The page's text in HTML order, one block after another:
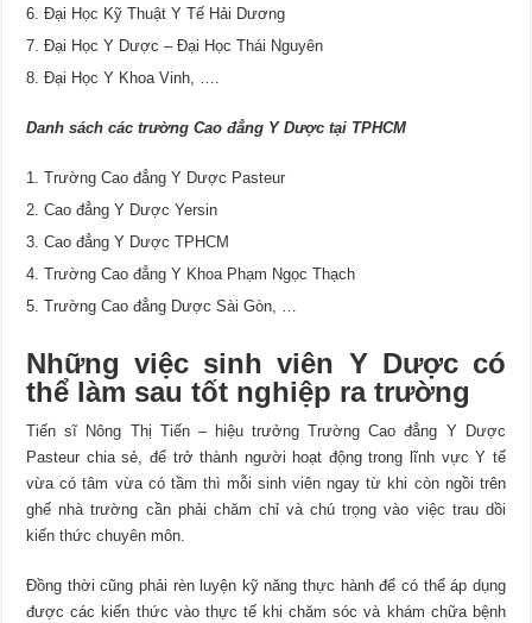
Đại Học Kỹ Thuật Y Tế Hải Dương
Đại Học Y Dược – Đại Học Thái Nguyên
Đại Học Y Khoa Vinh, ….
Danh sách các trường Cao đẳng Y Dược tại TPHCM
Trường Cao đẳng Y Dược Pasteur
Cao đẳng Y Dược Yersin
Cao đẳng Y Dược TPHCM
Trường Cao đẳng Y Khoa Phạm Ngọc Thạch
Trường Cao đẳng Dược Sài Gòn, …
Những việc sinh viên Y Dược có
thể làm sau tốt nghiệp ra trường
Tiến sĩ Nông Thị Tiến – hiệu trưởng Trường Cao đẳng Y Dược
Pasteur chia sẻ, để trở thành người hoạt động trong lĩnh vực Y tế
vừa có tâm vừa có tầm thì mỗi sinh viên ngay từ khi còn ngồi trên
ghế nhà trường cần phải chăm chỉ và chú trọng vào việc trau dồi
kiến thức chuyên môn.
Đồng thời cũng phải rèn luyện kỹ năng thực hành để có thể áp dụng
được các kiến thức vào thực tế khi chăm sóc và khám chữa bệnh